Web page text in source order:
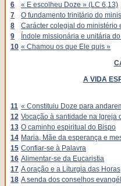
6
« E escolheu Doze » (LC 6,13)
7
O fundamento trinitário do
8
Carácter colegial do ministério
9
Índole missionária e unitária
10 « Chamou os que Ele quis »
A VIDA
11 « Constituiu Doze para
12 Vocação à santidade na Igreja
13 O caminho espiritual do Bispo
14 Maria, Mãe da esperança e
15 Confiar-se à Palavra
16 Alimentar-se da Eucaristia
17 A oração e a Liturgia das Horas
18 A senda dos conselhos